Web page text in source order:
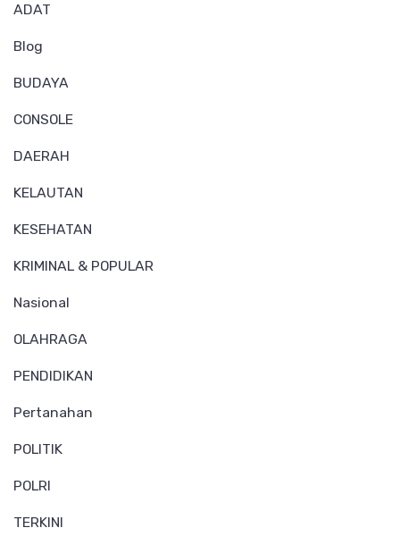
ADAT
Blog
BUDAYA
CONSOLE
DAERAH
KELAUTAN
KESEHATAN
KRIMINAL & POPULAR
Nasional
OLAHRAGA
PENDIDIKAN
Pertanahan
POLITIK
POLRI
TERKINI